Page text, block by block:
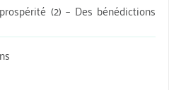
(2) – Des bénédictions